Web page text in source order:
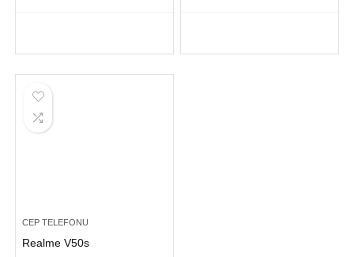
CEP TELEFONU
Realme V50s